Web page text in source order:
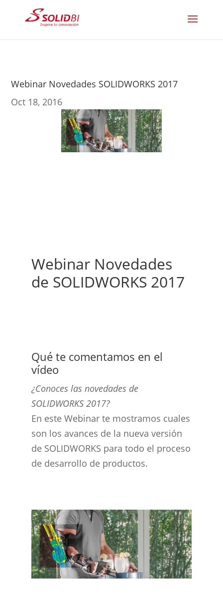
Webinar Novedades SOLIDWORKS 2017
Oct 18, 2016
Webinar Novedades
de SOLIDWORKS 2017
Qué te comentamos en el
vídeo
¿Conoces las novedades de
SOLIDWORKS 2017?
En este Webinar te mostramos cuales
son los avances de la nueva versión
de SOLIDWORKS para todo el proceso
de desarrollo de productos.